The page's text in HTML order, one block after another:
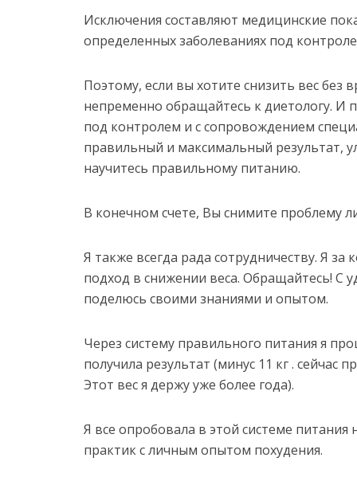
Исключения составляют медицинские
определенных заболеваниях под
Поэтому, если вы хотите снизить вес без
непременно обращайтесь к диетологу. И
под контролем и с сопровождением
правильный и максимальный результат,
научитесь правильному питанию.
В конечном счете, Вы снимите проблему
Я также всегда рада сотрудничеству. Я
подход в снижении веса. Обращайтесь! С
поделюсь своими знаниями и опытом.
Через систему правильного питания я
получила результат (минус 11 кг . сейчас
Этот вес я держу уже более года).
Я все опробовала в этой системе питания
практик с личным опытом похудения.